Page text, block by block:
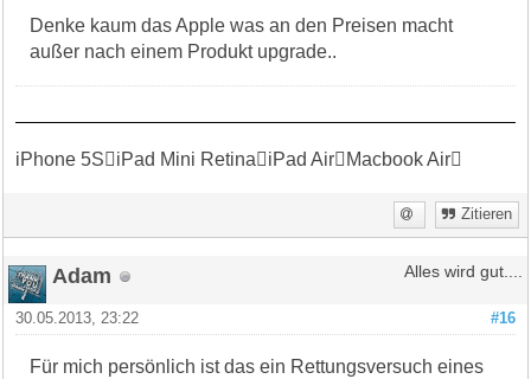
Denke kaum das Apple was an den Preisen macht
außer nach einem Produkt upgrade..
iPhone 5SiPad Mini RetinaiPad AirMacbook Air
Zitieren
Adam Alles wird gut....
#16
30.05.2013, 23:22
Für mich persönlich ist das ein Rettungsversuch eines